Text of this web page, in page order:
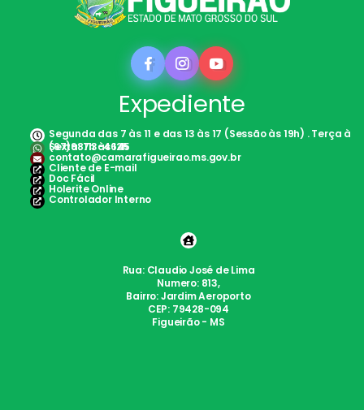
Expediente
Segunda das 7 às 11 e das 13 às 17 (Sessão às 19h) . Terça à
Sexta: 7h às 12h
(67)98113-4645
contato@camarafigueirao.ms.gov.br
Cliente de E-mail
Doc Fácil
Holerite Online
Controlador Interno
Rua: Claudio José de Lima
Numero: 813,
Bairro: Jardim Aeroporto
CEP: 79428-094
Figueirão - MS